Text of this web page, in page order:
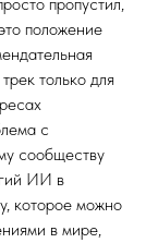
положение
только для
с
сообществу
ИИ в
которое можно
в мире,